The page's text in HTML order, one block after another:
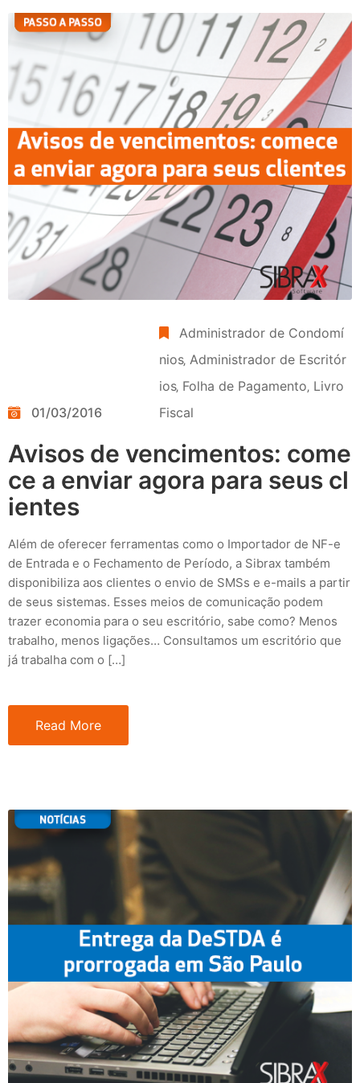
01/03/2016
Administrador de Condomí
nios‚ Administrador de Escritór
ios‚ Folha de Pagamento‚ Livro
Fiscal
Avisos de vencimentos: come
ce a enviar agora para seus cl
ientes
Além de oferecer ferramentas como o Importador de NF-e
de Entrada e o Fechamento de Período, a Sibrax também
disponibiliza aos clientes o envio de SMSs e e-mails a partir
de seus sistemas. Esses meios de comunicação podem
trazer economia para o seu escritório, sabe como? Menos
trabalho, menos ligações… Consultamos um escritório que
já trabalha com o […]
Read More